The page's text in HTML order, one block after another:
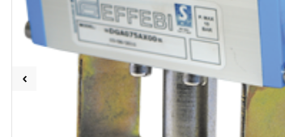
Centrum Hydrauliki Siłowej Jawor
59-400 Jawor, ul. Kuziennicza 5, POLSKA